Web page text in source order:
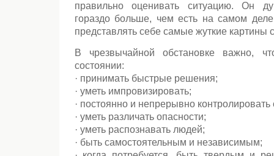
правильно оценивать ситуацию. Он
гораздо больше, чем есть на самом
представлять себе самые жуткие картины
В чрезвычайной обстановке важно,
состоянии:
· принимать быстрые решения;
· уметь импровизировать;
· постоянно и непрерывно контролировать
· уметь различать опасности;
· уметь распознавать людей;
· быть самостоятельным и независимым;